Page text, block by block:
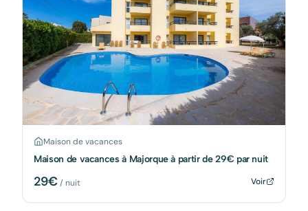
Maison de vacances
Maison de vacances à Majorque à partir de 29€ par nuit
29€/ nuit Voir